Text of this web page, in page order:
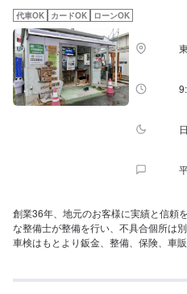
が整えられていたか」生活の手段でも
様が思い描いた夢を並走できるパート
タムファクトリーだけでなく、車が大
ペースをを目指しています。
代車OK カードOK ローンOK
創業36年、地元のお客様に実績と信頼
な整備士が整備を行い、不具合個所は
車検はもとより鈑金、整備、保険、車
に満足していただけますようスタッフ